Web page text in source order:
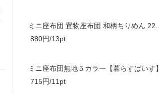
ミニ座布団 置物座布団 和柄ちりめん 22..
880円/13pt
ミニ座布団無地５カラー【暮らすぱいす】
715円/11pt